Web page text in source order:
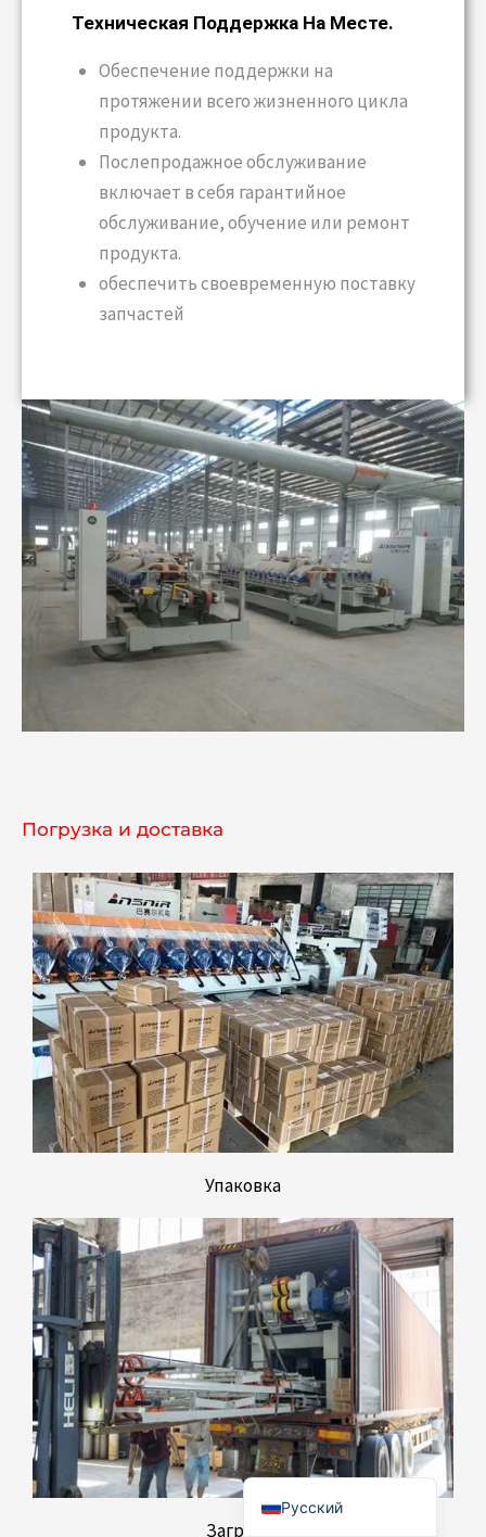
Техническая Поддержка На Месте.
Обеспечение поддержки на
протяжении всего жизненного цикла
продукта.
Послепродажное обслуживание
включает в себя гарантийное
обслуживание, обучение или ремонт
продукта.
обеспечить своевременную поставку
запчастей
Погрузка и доставка
Упаковка
Загрузка
Русский
English
العربية
Français
Bahasa Indonesia
Português do Brasil
Español
Italiano
Polski
Українська
简体中文
Türkçe
Deutsch
Nederlands